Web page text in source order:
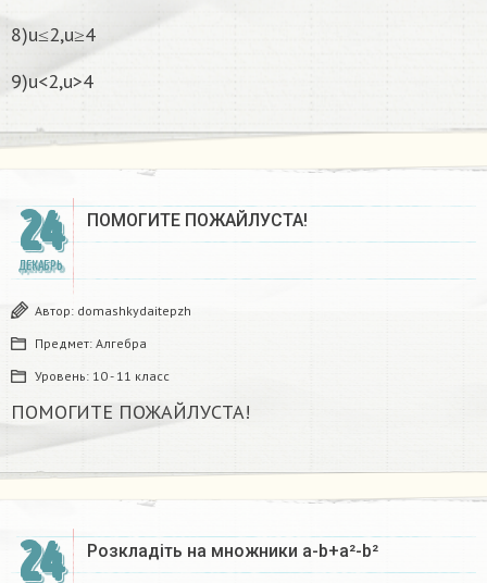
8)u≤2,u≥4
9)u<2,u>4
24
ДЕКАБРЬ
ПОМОГИТЕ ПОЖАЙЛУСТА!
Автор: domashkydaitepzh
Предмет: Алгебра
Уровень: 10 - 11 класс
ПОМОГИТЕ ПОЖАЙЛУСТА!
24 Розкладіть на множники а-b+a²-b²​